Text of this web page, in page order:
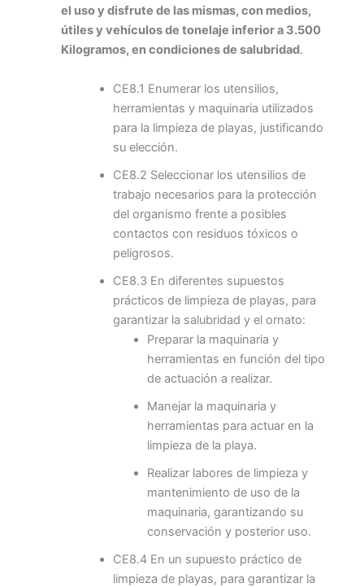
el uso y disfrute de las mismas, con medios,
útiles y vehículos de tonelaje inferior a 3.500
Kilogramos, en condiciones de salubridad.
CE8.1 Enumerar los utensilios,
herramientas y maquinaria utilizados
para la limpieza de playas, justificando
su elección.
CE8.2 Seleccionar los utensilios de
trabajo necesarios para la protección
del organismo frente a posibles
contactos con residuos tóxicos o
peligrosos.
CE8.3 En diferentes supuestos
prácticos de limpieza de playas, para
garantizar la salubridad y el ornato:
Preparar la maquinaria y
herramientas en función del tipo
de actuación a realizar.
Manejar la maquinaria y
herramientas para actuar en la
limpieza de la playa.
Realizar labores de limpieza y
mantenimiento de uso de la
maquinaria, garantizando su
conservación y posterior uso.
CE8.4 En un supuesto práctico de
limpieza de playas, para garantizar la